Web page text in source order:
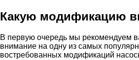
Какую модификацию
В первую очередь мы рекомендуем
внимание на одну из самых
востребованных модификаций